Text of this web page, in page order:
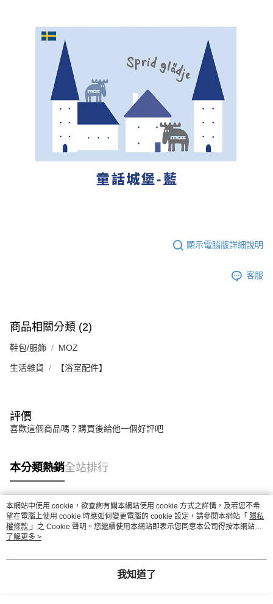
顯示電腦版詳細說明
客服
商品相關分類 (2)
鞋包/服飾 MOZ
生活雜貨 【浴室配件】
評價
喜歡這個商品嗎？購買後給他一個好評吧
本分類熱銷全站排行
熱門標籤
本網站中使用 cookie，欲查詢有關本網站使用 cookie 方式之詳情，及若您不希
望在電腦上使用 cookie 時應如何變更電腦的 cookie 設定，請參閱本網站「 隱私
權條款 」之 Cookie 聲明。您繼續使用本網站即表示您同意本公司得按本網站使
用條款之 Cookie 聲明使用 cookie。
了解更多 >
我知道了